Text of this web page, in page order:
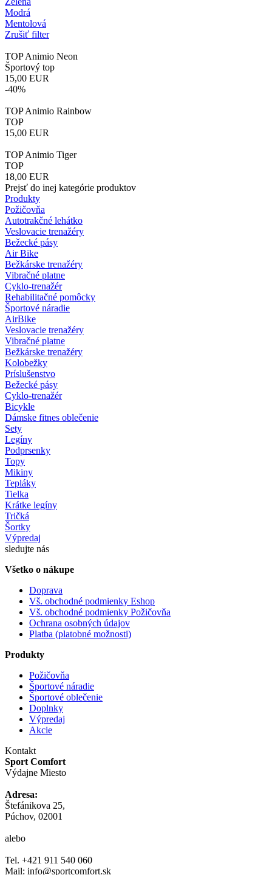
Modrá
Mentolová
Zrušiť filter
TOP Animio Neon
Športový top
15,00 EUR
-40%
TOP Animio Rainbow
TOP
15,00 EUR
TOP Animio Tiger
TOP
18,00 EUR
Prejsť do inej kategórie produktov
Produkty
Požičovňa
Autotrakčné lehátko
Veslovacie trenažéry
Bežecké pásy
Air Bike
Bežkárske trenažéry
Vibračné platne
Cyklo-trenažér
Rehabilitačné pomôcky
Športové náradie
AirBike
Veslovacie trenažéry
Vibračné platne
Bežkárske trenažéry
Kolobežky
Príslušenstvo
Bežecké pásy
Cyklo-trenažér
Bicykle
Dámske fitnes oblečenie
Sety
Legíny
Podprsenky
Topy
Mikiny
Tepláky
Tielka
Krátke legíny
Tričká
Šortky
Výpredaj
sledujte nás
Všetko o nákupe
Doprava
Vš. obchodné podmienky Eshop
Vš. obchodné podmienky Požičovňa
Ochrana osobných údajov
Platba (platobné možnosti)
Produkty
Požičovňa
Športové náradie
Športové oblečenie
Doplnky
Výpredaj
Akcie
Kontakt
Sport Comfort
Výdajne Miesto
Adresa:
Štefánikova 25,
Púchov, 02001
alebo
Tel. +421 911 540 060
Mail: info@sportcomfort.sk